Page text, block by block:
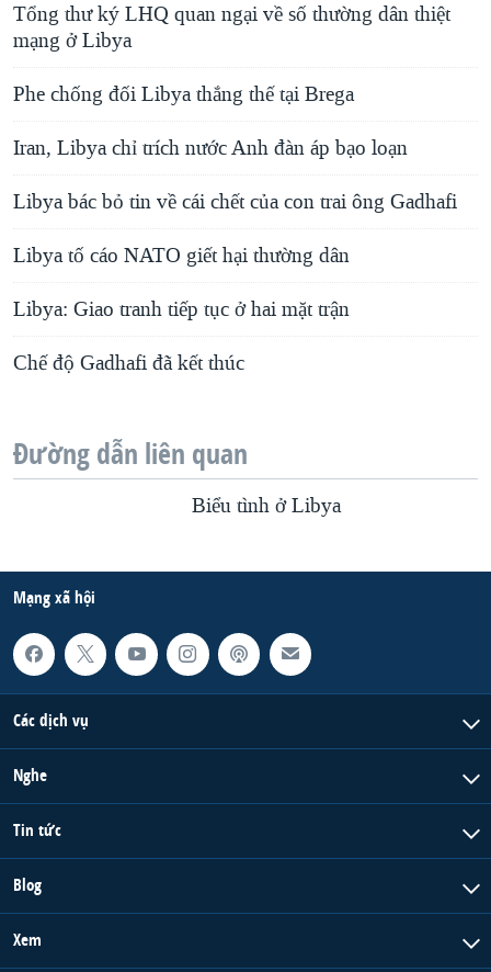
Tổng thư ký LHQ quan ngại về số thường dân thiệt
mạng ở Libya
Phe chống đối Libya thắng thế tại Brega
Iran, Libya chỉ trích nước Anh đàn áp bạo loạn
Libya bác bỏ tin về cái chết của con trai ông Gadhafi
Libya tố cáo NATO giết hại thường dân
Libya: Giao tranh tiếp tục ở hai mặt trận
Chế độ Gadhafi đã kết thúc
Đường dẫn liên quan
Biểu tình ở Libya
Mạng xã hội
Các dịch vụ
Nghe
Tin tức
Blog
Xem